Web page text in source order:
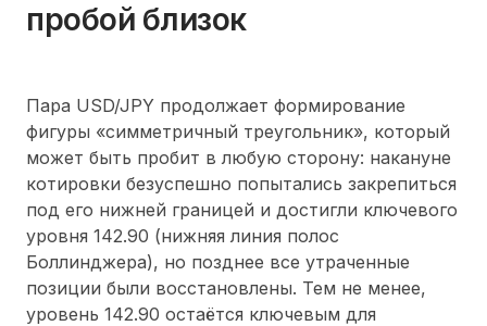
пробой близок
Пара USD/JPY продолжает формирование
фигуры «симметричный треугольник», который
может быть пробит в любую сторону: накануне
котировки безуспешно попытались закрепиться
под его нижней границей и достигли ключевого
уровня 142.90 (нижняя линия полос
Боллинджера), но позднее все утраченные
позиции были восстановлены. Тем не менее,
уровень 142.90 остаётся ключевым для